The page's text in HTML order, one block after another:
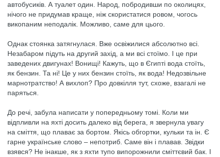
автобусиків. А туалет один. Народ, побродивши по околицях,
нічого не придумав краще, ніж скористатися ровом, чогось
викопаним неподалік. Можливо, саме для цього.
Однак стоянка затягнулася. Вже освіжилися абсолютно всі.
Незабаром підуть на другий захід, а ми всі стоїмо. І це при
заведених двигунах! Вонищі! Кажуть, що в Єгипті вода стоїть,
як бензин. Та ні! Це у них бензин стоїть, як вода! Недозвільне
марнотратство! А вихлоп? Про довкілля тут, схоже, взагалі не
паряться.
До речі, забула написати у попередньому томі. Коли ми
відпливли на яхті досить далеко від берега, я звернула увагу
на сміття, що плаває за бортом. Якісь обгортки, кульки та ін. Є
гарне українське слово – непотриб. Саме він і плавав. Звідки
взявся? Не інакше, як з яхти тупо випорожнили сміттєвий бак. І